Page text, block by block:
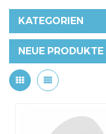
KATEGORIEN
NEUE PRODUKTE